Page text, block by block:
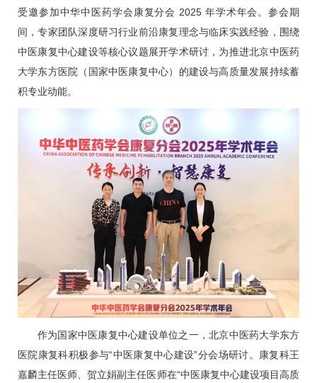
受邀参加中华中医药学会康复分会 2025 年学术年会。参会期
间，专家团队深度研习行业前沿康复理念与临床实践经验，围绕
中医康复中心建设等核心议题展开学术研讨，为推进北京中医药
大学东方医院（国家中医康复中心）的建设与高质量发展持续蓄
积专业动能。
作为国家中医康复中心建设单位之一，北京中医药大学东方
医院 康复科积极参与“中医康复中心建设”分会场研讨。 康复科王
嘉麟主任医师、贺立娟副主任医师在“中医康复中心建设项目高质